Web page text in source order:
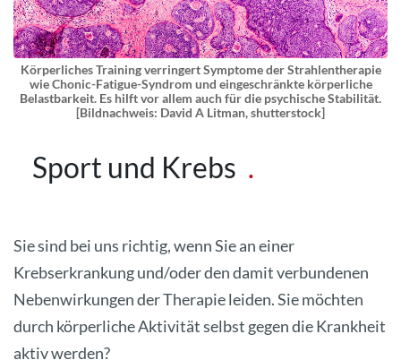
Körperliches Training verringert Symptome der Strahlentherapie
wie Chonic-Fatigue-Syndrom und eingeschränkte körperliche
Belastbarkeit. Es hilft vor allem auch für die psychische Stabilität.
[Bildnachweis: David A Litman, shutterstock]
Sport und Krebs
Sie sind bei uns richtig, wenn Sie an einer
Krebserkrankung und/oder den damit verbundenen
Nebenwirkungen der Therapie leiden. Sie möchten
durch körperliche Aktivität selbst gegen die Krankheit
aktiv werden?